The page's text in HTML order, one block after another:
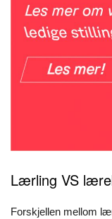
Lærling VS
Forskjellen mellom